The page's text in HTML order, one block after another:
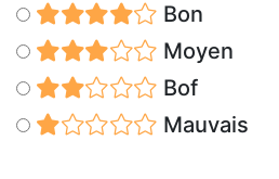
Bon
Moyen
Bof
Mauvais